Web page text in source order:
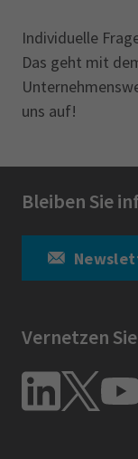
Individuelle
Das geht mit
uns auf!
Bleiben Sie
Vernetzen